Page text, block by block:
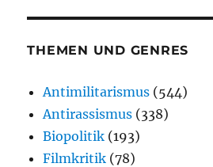
THEMEN UND GENRES
Antimilitarismus (544)
Antirassismus (338)
Biopolitik (193)
Filmkritik (78)